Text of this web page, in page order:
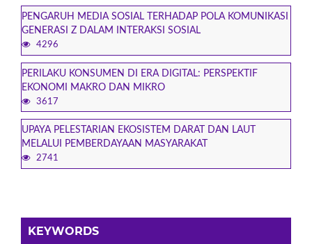
PENGARUH MEDIA SOSIAL TERHADAP POLA KOMUNIKASI
GENERASI Z DALAM INTERAKSI SOSIAL
4296
PERILAKU KONSUMEN DI ERA DIGITAL: PERSPEKTIF
EKONOMI MAKRO DAN MIKRO
3617
UPAYA PELESTARIAN EKOSISTEM DARAT DAN LAUT
MELALUI PEMBERDAYAAN MASYARAKAT
2741
KEYWORDS